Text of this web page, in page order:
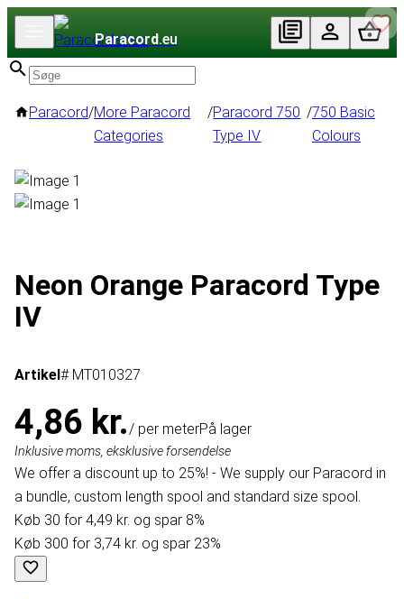
Paracord.eu
Paracord/More Paracord
Categories
/Paracord 750
Type IV
/750 Basic
Colours
Neon Orange Paracord Type
IV
Artikel# MT010327
4,86 kr./ per meterPå lager
Inklusive moms, eksklusive forsendelse
We offer a discount up to 25%! - We supply our Paracord in
a bundle, custom length spool and standard size spool.
Køb 30 for 4,49 kr. og spar 8%
Køb 300 for 3,74 kr. og spar 23%